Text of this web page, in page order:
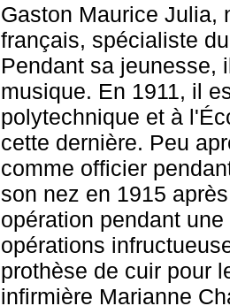
Gaston Maurice Julia,
français, spécialiste
Pendant sa jeunesse,
musique. En 1911, il
polytechnique et à
cette dernière. Peu
comme officier
son nez en 1915
opération pendant
opérations
prothèse de cuir pour
infirmière Marianne